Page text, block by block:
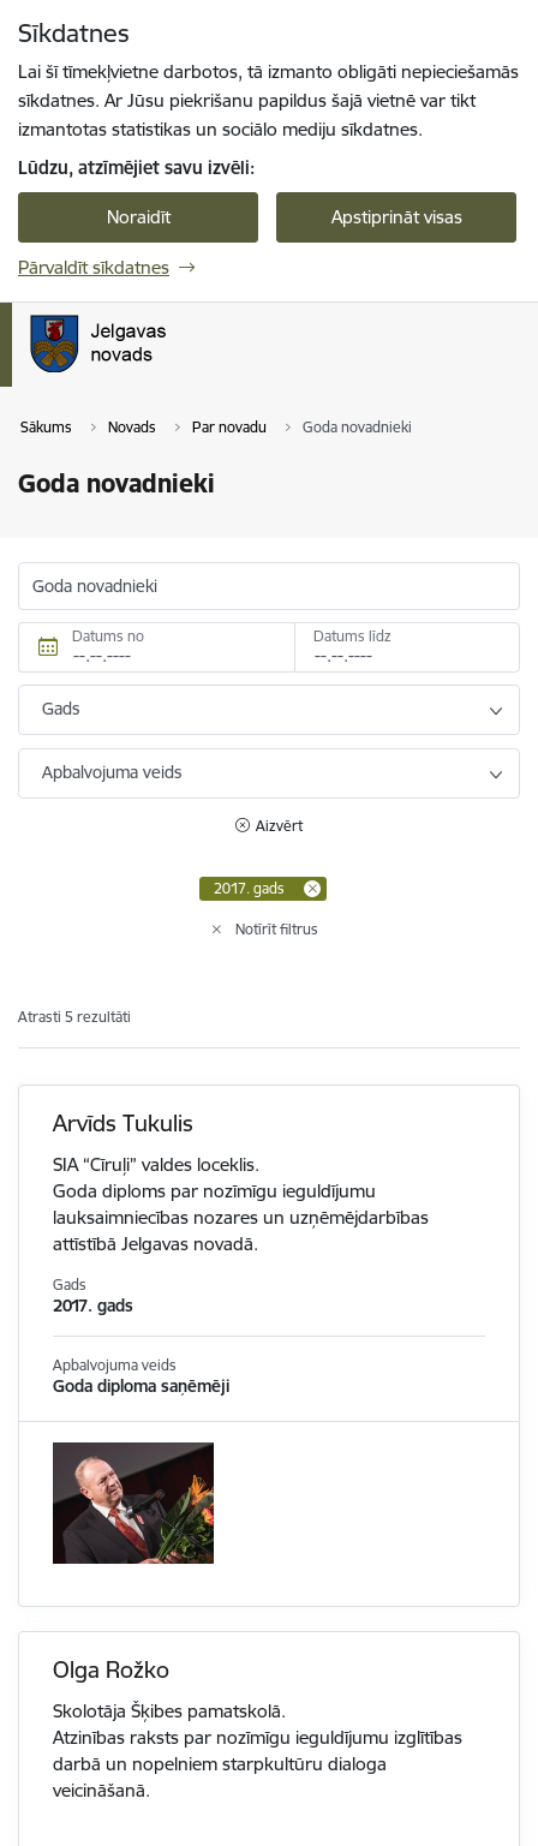
Sīkdatnes
Lai šī tīmekļvietne darbotos, tā izmanto obligāti nepieciešamās
sīkdatnes. Ar Jūsu piekrišanu papildus šajā vietnē var tikt
izmantotas statistikas un sociālo mediju sīkdatnes.
Lūdzu, atzīmējiet savu izvēli:
Noraidīt Apstiprināt visas
Pārvaldīt sīkdatnes
Sākums Novads Par novadu Goda novadnieki
Goda novadnieki
Goda novadnieki
Datums no Datums līdz
Gads
Apbalvojuma veids
Aizvērt
2017. gads
Notīrīt filtrus
Atrasti 5 rezultāti
Arvīds Tukulis
SIA “Cīruļi” valdes loceklis.
Goda diploms par nozīmīgu ieguldījumu
lauksaimniecības nozares un uzņēmējdarbības
attīstībā Jelgavas novadā.
Gads
2017. gads
Apbalvojuma veids
Goda diploma saņēmēji
Olga Rožko
Skolotāja Šķibes pamatskolā.
Atzinības raksts par nozīmīgu ieguldījumu izglītības
darbā un nopelniem starpkultūru dialoga
veicināšanā.